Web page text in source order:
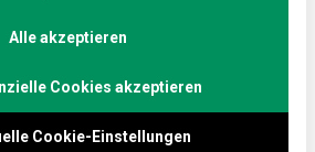
Alle akzeptieren
Cookies akzeptieren
Cookie-Einstellungen